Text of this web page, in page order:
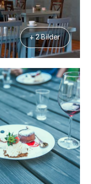
+ 2 Bilder